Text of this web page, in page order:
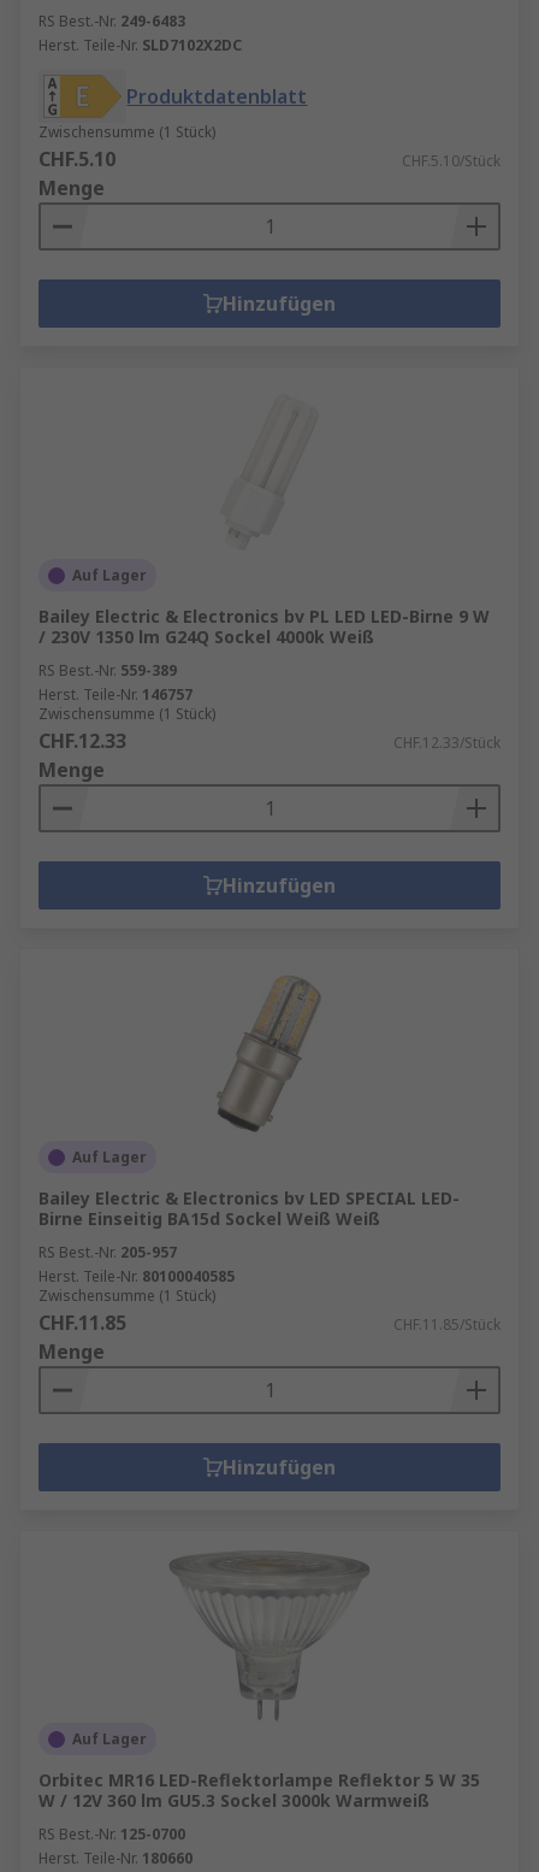
RS Best.-Nr. 249-6483
Herst. Teile-Nr. SLD7102X2DC
Produktdatenblatt
Zwischensumme (1 Stück)
CHF.5.10 CHF.5.10/Stück
Menge
Hinzufügen
Auf Lager
Bailey Electric & Electronics bv PL LED LED-Birne 9 W
/ 230V 1350 lm G24Q Sockel 4000k Weiß
RS Best.-Nr. 559-389
Herst. Teile-Nr. 146757
Zwischensumme (1 Stück)
CHF.12.33 CHF.12.33/Stück
Menge
Hinzufügen
Auf Lager
Bailey Electric & Electronics bv LED SPECIAL LED-
Birne Einseitig BA15d Sockel Weiß Weiß
RS Best.-Nr. 205-957
Herst. Teile-Nr. 80100040585
Zwischensumme (1 Stück)
CHF.11.85 CHF.11.85/Stück
Menge
Hinzufügen
Auf Lager
Orbitec MR16 LED-Reflektorlampe Reflektor 5 W 35
W / 12V 360 lm GU5.3 Sockel 3000k Warmweiß
RS Best.-Nr. 125-0700
Herst. Teile-Nr. 180660